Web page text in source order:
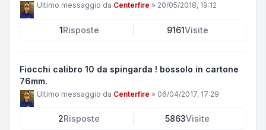
Ultimo messaggio da Centerfire » 20/05/2018, 19:12
1Risposte 9161Visite
Fiocchi calibro 10 da spingarda ! bossolo in cartone
76mm.
Ultimo messaggio da Centerfire » 06/04/2017, 17:29
2Risposte 5863Visite